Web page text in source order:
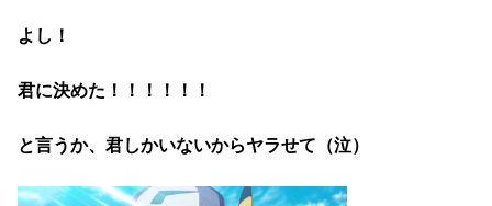
よし！
君に決めた！！！！！！
と言うか、君しかいないからヤラせて（泣）